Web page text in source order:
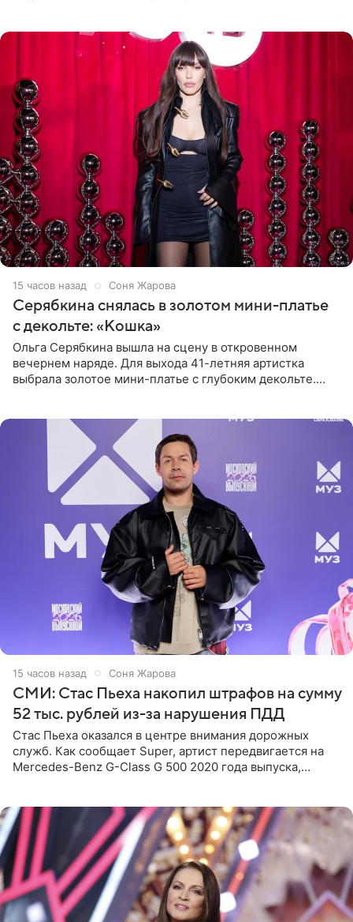
15 часов назад Соня Жарова
Серябкина снялась в золотом мини-платье
с декольте: «Кошка»
Ольга Серябкина вышла на сцену в откровенном
вечернем наряде. Для выхода 41-летняя артистка
выбрала золотое мини-платье с глубоким декольте.
15 часов назад Соня Жарова
СМИ: Стас Пьеха накопил штрафов на сумму
52 тыс. рублей из-за нарушения ПДД
Стас Пьеха оказался в центре внимания дорожных
служб. Как сообщает Super, артист передвигается на
Mercedes-Benz G-Class G 500 2020 года выпуска,